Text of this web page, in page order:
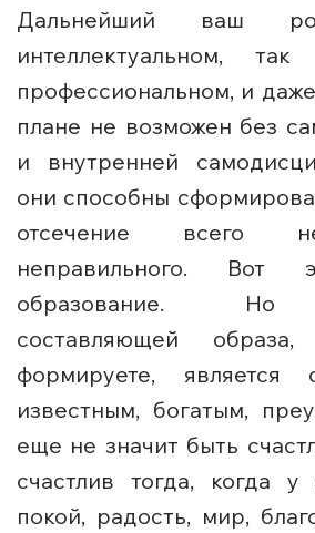
Дальнейший ваш
интеллектуальном,
профессиональном, и
плане не возможен без
и внутренней
они способны
отсечение всего
неправильного.
образование. Но
составляющей
формируете, является
известным, богатым,
еще не значит быть
счастлив тогда, когда
покой, радость, мир,